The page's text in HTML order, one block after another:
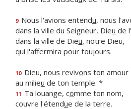
9 Nous l'avions entendu, nous
dans la ville du Seigneur, Dieu de
dans la ville de Dieu, notre Dieu,
qui l'affermira pour toujours.
10 Dieu, nous revivons ton amour
au milieu de ton temple. *
11 Ta louange, comme ton nom,
couvre l'étendue de la terre.